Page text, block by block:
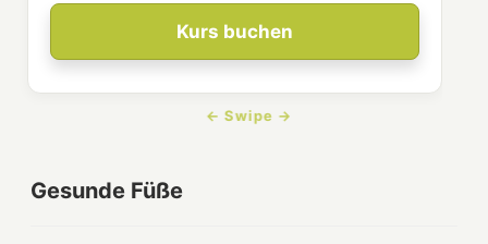
Kurs buchen
Gesunde Füße